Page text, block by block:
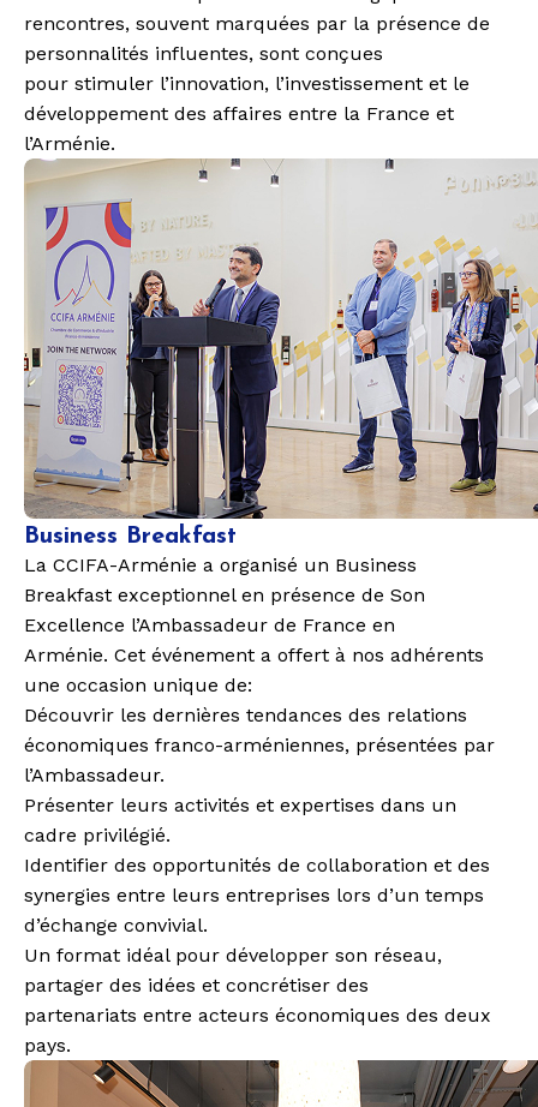
rencontres, souvent marquées par la présence de
personnalités influentes, sont conçues
pour stimuler l’innovation, l’investissement et le
développement des affaires entre la France et
l’Arménie.
Business Breakfast
La CCIFA-Arménie a organisé un Business
Breakfast exceptionnel en présence de Son
Excellence l’Ambassadeur de France en
Arménie. Cet événement a offert à nos adhérents
une occasion unique de:
Découvrir les dernières tendances des relations
économiques franco-arméniennes, présentées par
l’Ambassadeur.
Présenter leurs activités et expertises dans un
cadre privilégié.
Identifier des opportunités de collaboration et des
synergies entre leurs entreprises lors d’un temps
d’échange convivial.
Un format idéal pour développer son réseau,
partager des idées et concrétiser des
partenariats entre acteurs économiques des deux
pays.